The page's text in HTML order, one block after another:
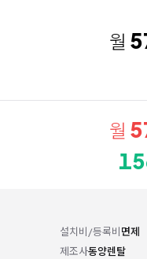
월
월
설치비/등록비면제
제조사동양렌탈